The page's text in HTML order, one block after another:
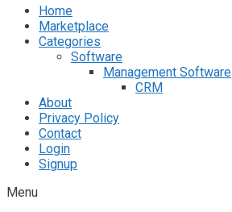
Home
Marketplace
Categories
Software
Management Software
CRM
About
Privacy Policy
Contact
Login
Signup
Menu